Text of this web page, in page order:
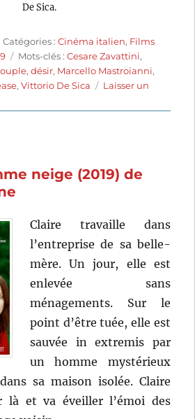
De Sica.
Catégories
Catégories :Cinéma italien, Films
Étiquettes
Mots-clés :Cesare Zavattini,
,désir, Marcello Mastroianni,
,Vittorio De Sica
Laisser un
neige (2019) de
Claire travaille dans
l’entreprise de sa belle-
mère. Un jour, elle est
enlevée sans
ménagements. Sur le
point d’être tuée, elle est
sauvée in extremis par
un homme mystérieux
sa maison isolée. Claire
là et va éveiller l’émoi des